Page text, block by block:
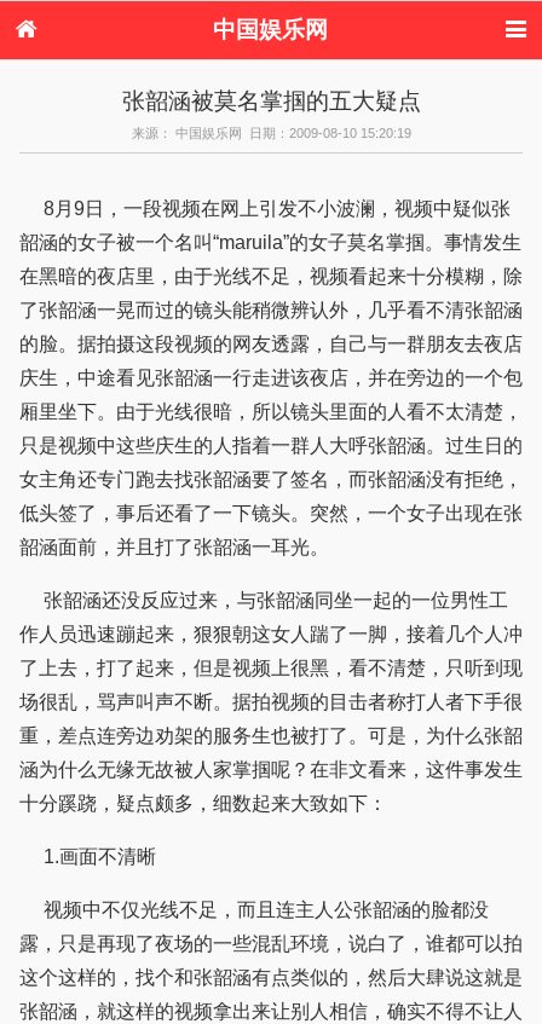
中国娱乐网
日本娱乐 韩国娱乐
音乐新闻 影视新闻
内地明星八卦
八卦
张韶涵被莫名掌掴的五大疑点
来源： 中国娱乐网 日期：2009-08-10 15:20:19
8月9日，一段视频在网上引发不小波澜，视频中疑似张
韶涵的女子被一个名叫“maruila”的女子莫名掌掴。事情发生
在黑暗的夜店里，由于光线不足，视频看起来十分模糊，除
了张韶涵一晃而过的镜头能稍微辨认外，几乎看不清张韶涵
的脸。据拍摄这段视频的网友透露，自己与一群朋友去夜店
庆生，中途看见张韶涵一行走进该夜店，并在旁边的一个包
厢里坐下。由于光线很暗，所以镜头里面的人看不太清楚，
只是视频中这些庆生的人指着一群人大呼张韶涵。过生日的
女主角还专门跑去找张韶涵要了签名，而张韶涵没有拒绝，
低头签了，事后还看了一下镜头。突然，一个女子出现在张
韶涵面前，并且打了张韶涵一耳光。
张韶涵还没反应过来，与张韶涵同坐一起的一位男性工
作人员迅速蹦起来，狠狠朝这女人踹了一脚，接着几个人冲
了上去，打了起来，但是视频上很黑，看不清楚，只听到现
场很乱，骂声叫声不断。据拍视频的目击者称打人者下手很
重，差点连旁边劝架的服务生也被打了。可是，为什么张韶
涵为什么无缘无故被人家掌掴呢？在非文看来，这件事发生
十分蹊跷，疑点颇多，细数起来大致如下：
1.画面不清晰
视频中不仅光线不足，而且连主人公张韶涵的脸都没
露，只是再现了夜场的一些混乱环境，说白了，谁都可以拍
这个这样的，找个和张韶涵有点类似的，然后大肆说这就是
张韶涵，就这样的视频拿出来让别人相信，确实不得不让人